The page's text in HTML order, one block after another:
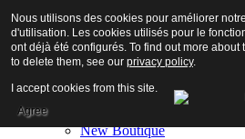
Accueil
New Boutique
Nous utilisons des cookies pour améliorer
d'utilisation. Les cookies utilisés pour le
ont déjà été configurés. To find out more
to delete them, see our privacy policy.
I accept cookies from this site.
Agree